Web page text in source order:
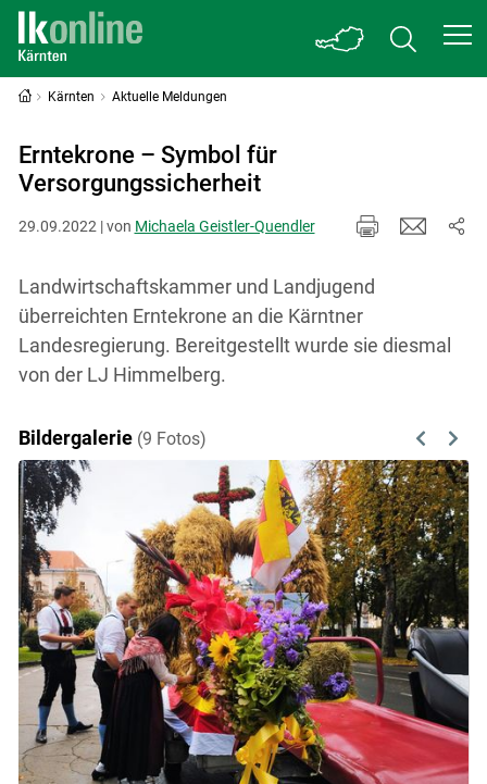
Kärnten Aktuelle Meldungen
Erntekrone – Symbol für
Versorgungssicherheit
29.09.2022 | von Michaela Geistler-Quendler
Landwirtschaftskammer und Landjugend
überreichten Erntekrone an die Kärntner
Landesregierung. Bereitgestellt wurde sie diesmal
von der LJ Himmelberg.
Bildergalerie (9 Fotos) Previous
Next